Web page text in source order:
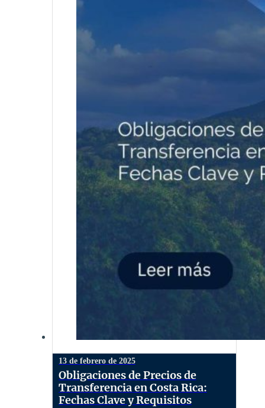
13 de febrero de 2025
Obligaciones de Precios de
Transferencia en Costa Rica:
Fechas Clave y Requisitos